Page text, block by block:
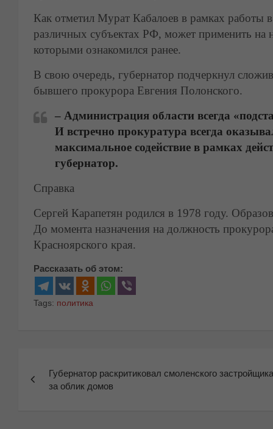
Как отметил Мурат Кабалоев в рамках работы
различных субъектах РФ, может применить на
которыми ознакомился ранее.
В свою очередь, губернатор подчеркнул
бывшего прокурора Евгения Полонского.
– Администрация области всегда
И встречно прокуратура всегда
максимальное содействие в рамках
губернатор.
Справка
Сергей Карапетян родился в 1978 году.
До момента назначения на должность
Красноярского края.
Рассказать об этом:
Tags: политика
по
Губернатор раскритиковал смоленского застройщика
за облик домов